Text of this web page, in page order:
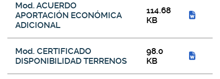
Mod. ACUERDO
APORTACIÓN ECONÓMICA
ADICIONAL
114.68
KB
Mod. CERTIFICADO
DISPONIBILIDAD TERRENOS
98.0
KB